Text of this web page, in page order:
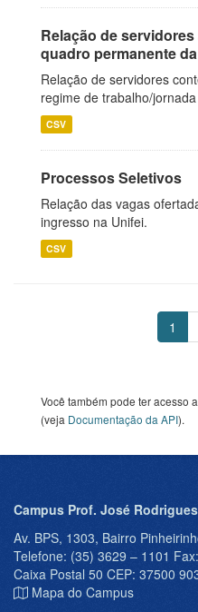
Relação de
quadro permanente
Relação de servidores
regime de trabalho/
CSV
Processos Seletivos
Relação das vagas
ingresso na Unifei.
CSV
1
Você também pode ter acesso
(veja Documentação da API).
Campus Prof. José
Av. BPS, 1303, Bairro
Telefone: (35) 3629 – 1101
Caixa Postal 50 CEP: 37500
Mapa do Campus